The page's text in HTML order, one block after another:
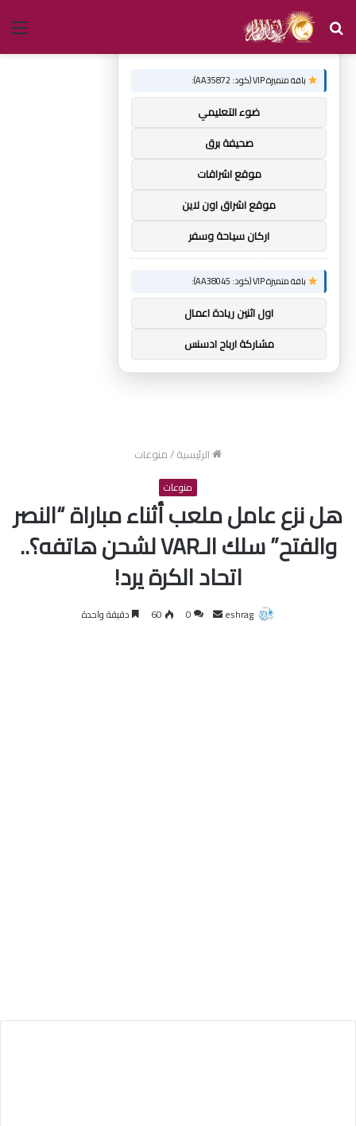
بحث
عن
الرئيسية/منوعات
منوعات
هل نزع عامل ملعب أثناء مباراة “النصر
والفتح” سلك الـVAR لشحن هاتفه؟..
اتحاد الكرة يرد!
eshrag
أرسل 0
60 دقيقة واحدة
توصيات :
باقة متميزة VIP (كود: AA35872):
ضوء التعليمي
صحيفة برق
موقع اشراقات
موقع اشراق اون لاين
اركان سياحة وسفر
باقة متميزة VIP (كود: AA38045):
اول اثنين ريادة اعمال
مشاركة ارباح ادسنس